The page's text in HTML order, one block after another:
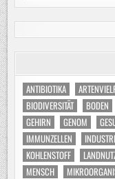
ANTIBIOTIKA
BIODIVERSITÄT
BODEN
GEHIRN
GENOM
IMMUNZELLEN
KOHLENSTOFF
MENSCH